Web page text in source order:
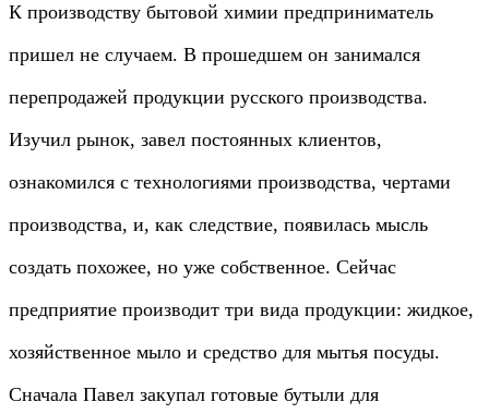
К производству бытовой химии предприниматель
пришел не случаем. В прошедшем он занимался
перепродажей продукции русского производства.
Изучил рынок, завел постоянных клиентов,
ознакомился с технологиями производства, чертами
производства, и, как следствие, появилась мысль
создать похожее, но уже собственное. Сейчас
предприятие производит три вида продукции: жидкое,
хозяйственное мыло и средство для мытья посуды.
Сначала Павел закупал готовые бутыли для